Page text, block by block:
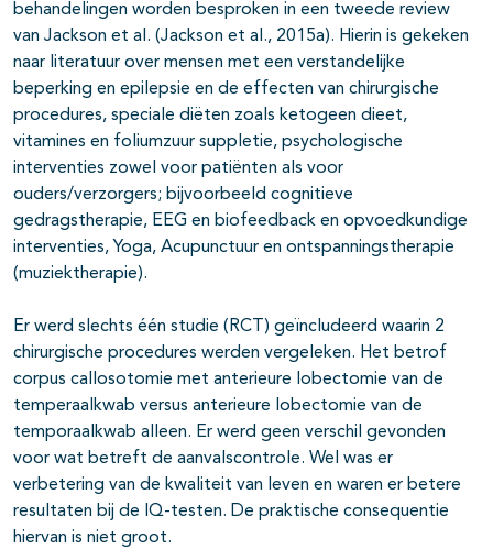
behandelingen worden besproken in een tweede review
van Jackson et al. (Jackson et al., 2015a). Hierin is gekeken
naar literatuur over mensen met een verstandelijke
beperking en epilepsie en de effecten van chirurgische
procedures, speciale diëten zoals ketogeen dieet,
vitamines en foliumzuur suppletie, psychologische
interventies zowel voor patiënten als voor
ouders/verzorgers; bijvoorbeeld cognitieve
gedragstherapie, EEG en biofeedback en opvoedkundige
interventies, Yoga, Acupunctuur en ontspanningstherapie
(muziektherapie).
Er werd slechts één studie (RCT) geïncludeerd waarin 2
chirurgische procedures werden vergeleken. Het betrof
corpus callosotomie met anterieure lobectomie van de
temperaalkwab versus anterieure lobectomie van de
temporaalkwab alleen. Er werd geen verschil gevonden
voor wat betreft de aanvalscontrole. Wel was er
verbetering van de kwaliteit van leven en waren er betere
resultaten bij de IQ-testen. De praktische consequentie
hiervan is niet groot.